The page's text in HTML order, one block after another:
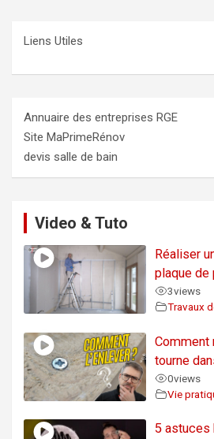
Liens Utiles
Annuaire des entreprises RGE
Site MaPrimeRénov
devis salle de bain
Video & Tuto
Réaliser
plaque de
3views
Travaux
Comment
tourne
0views
Vie
5 astuces